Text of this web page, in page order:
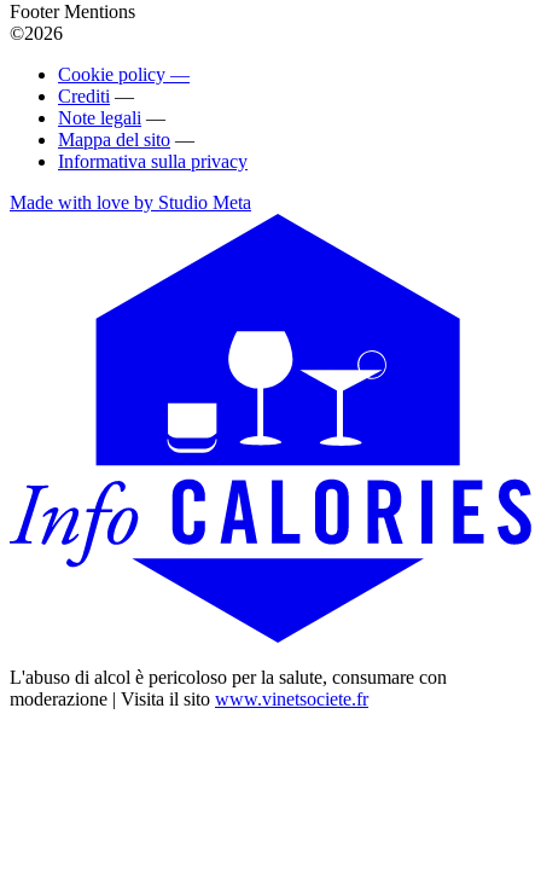
Footer Mentions
©2026
Cookie policy —
Crediti —
Note legali —
Mappa del sito —
Informativa sulla privacy
Made with love by Studio Meta
L'abuso di alcol è pericoloso per la salute, consumare con
moderazione | Visita il sito www.vinetsociete.fr